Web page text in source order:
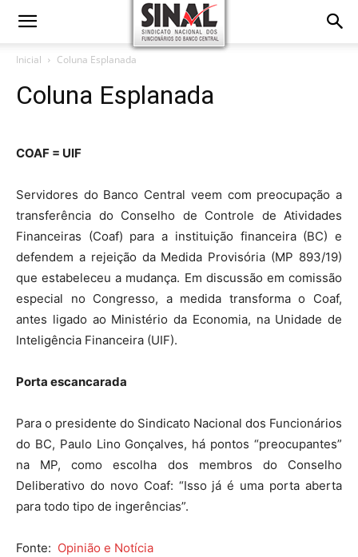
Inicial Coluna Esplanada
Coluna Esplanada
COAF = UIF
Servidores do Banco Central veem com preocupação a
transferência do Conselho de Controle de Atividades
Financeiras (Coaf) para a instituição financeira (BC) e
defendem a rejeição da Medida Provisória (MP 893/19)
que estabeleceu a mudança. Em discussão em comissão
especial no Congresso, a medida transforma o Coaf,
antes ligado ao Ministério da Economia, na Unidade de
Inteligência Financeira (UIF).
Porta escancarada
Para o presidente do Sindicato Nacional dos Funcionários
do BC, Paulo Lino Gonçalves, há pontos “preocupantes”
na MP, como escolha dos membros do Conselho
Deliberativo do novo Coaf: “Isso já é uma porta aberta
para todo tipo de ingerências”.
Fonte: Opinião e Notícia